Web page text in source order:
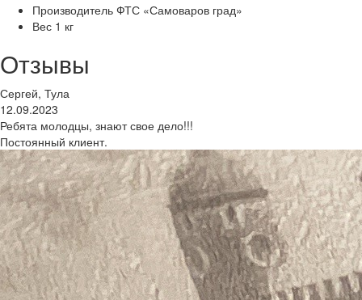
Производитель ФТС «Самоваров град»
Вес 1 кг
Отзывы
Сергей, Тула
12.09.2023
Ребята молодцы, знают свое дело!!!
Постоянный клиент.